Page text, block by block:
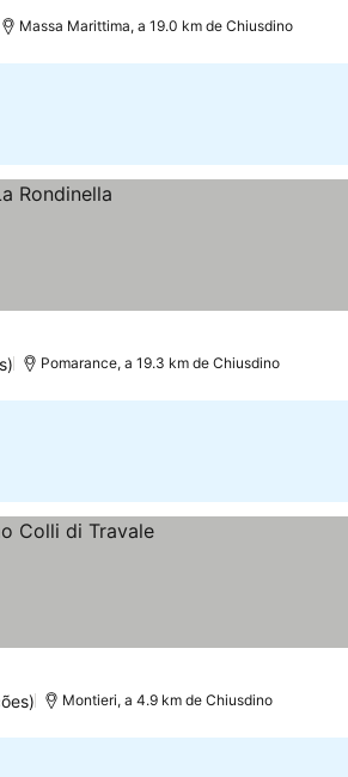
Massa Marittima, a 19.0 km de Chiusdino
Pomarance, a 19.3 km de Chiusdino
Montieri, a 4.9 km de Chiusdino